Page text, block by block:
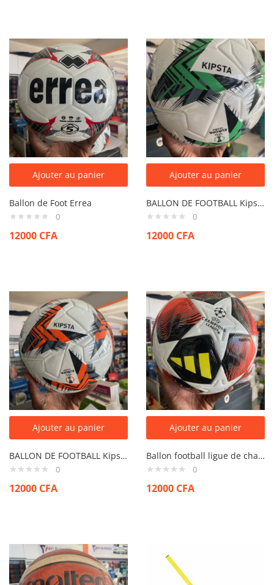
Ajouter au panier
Ballon de Foot Errea
0
12000 CFA
Ajouter au panier
BALLON DE FOOTBALL Kipsta
0
12000 CFA
Ajouter au panier
BALLON DE FOOTBALL Kipsta orange
0
12000 CFA
Ajouter au panier
Ballon football ligue de champion
0
12000 CFA